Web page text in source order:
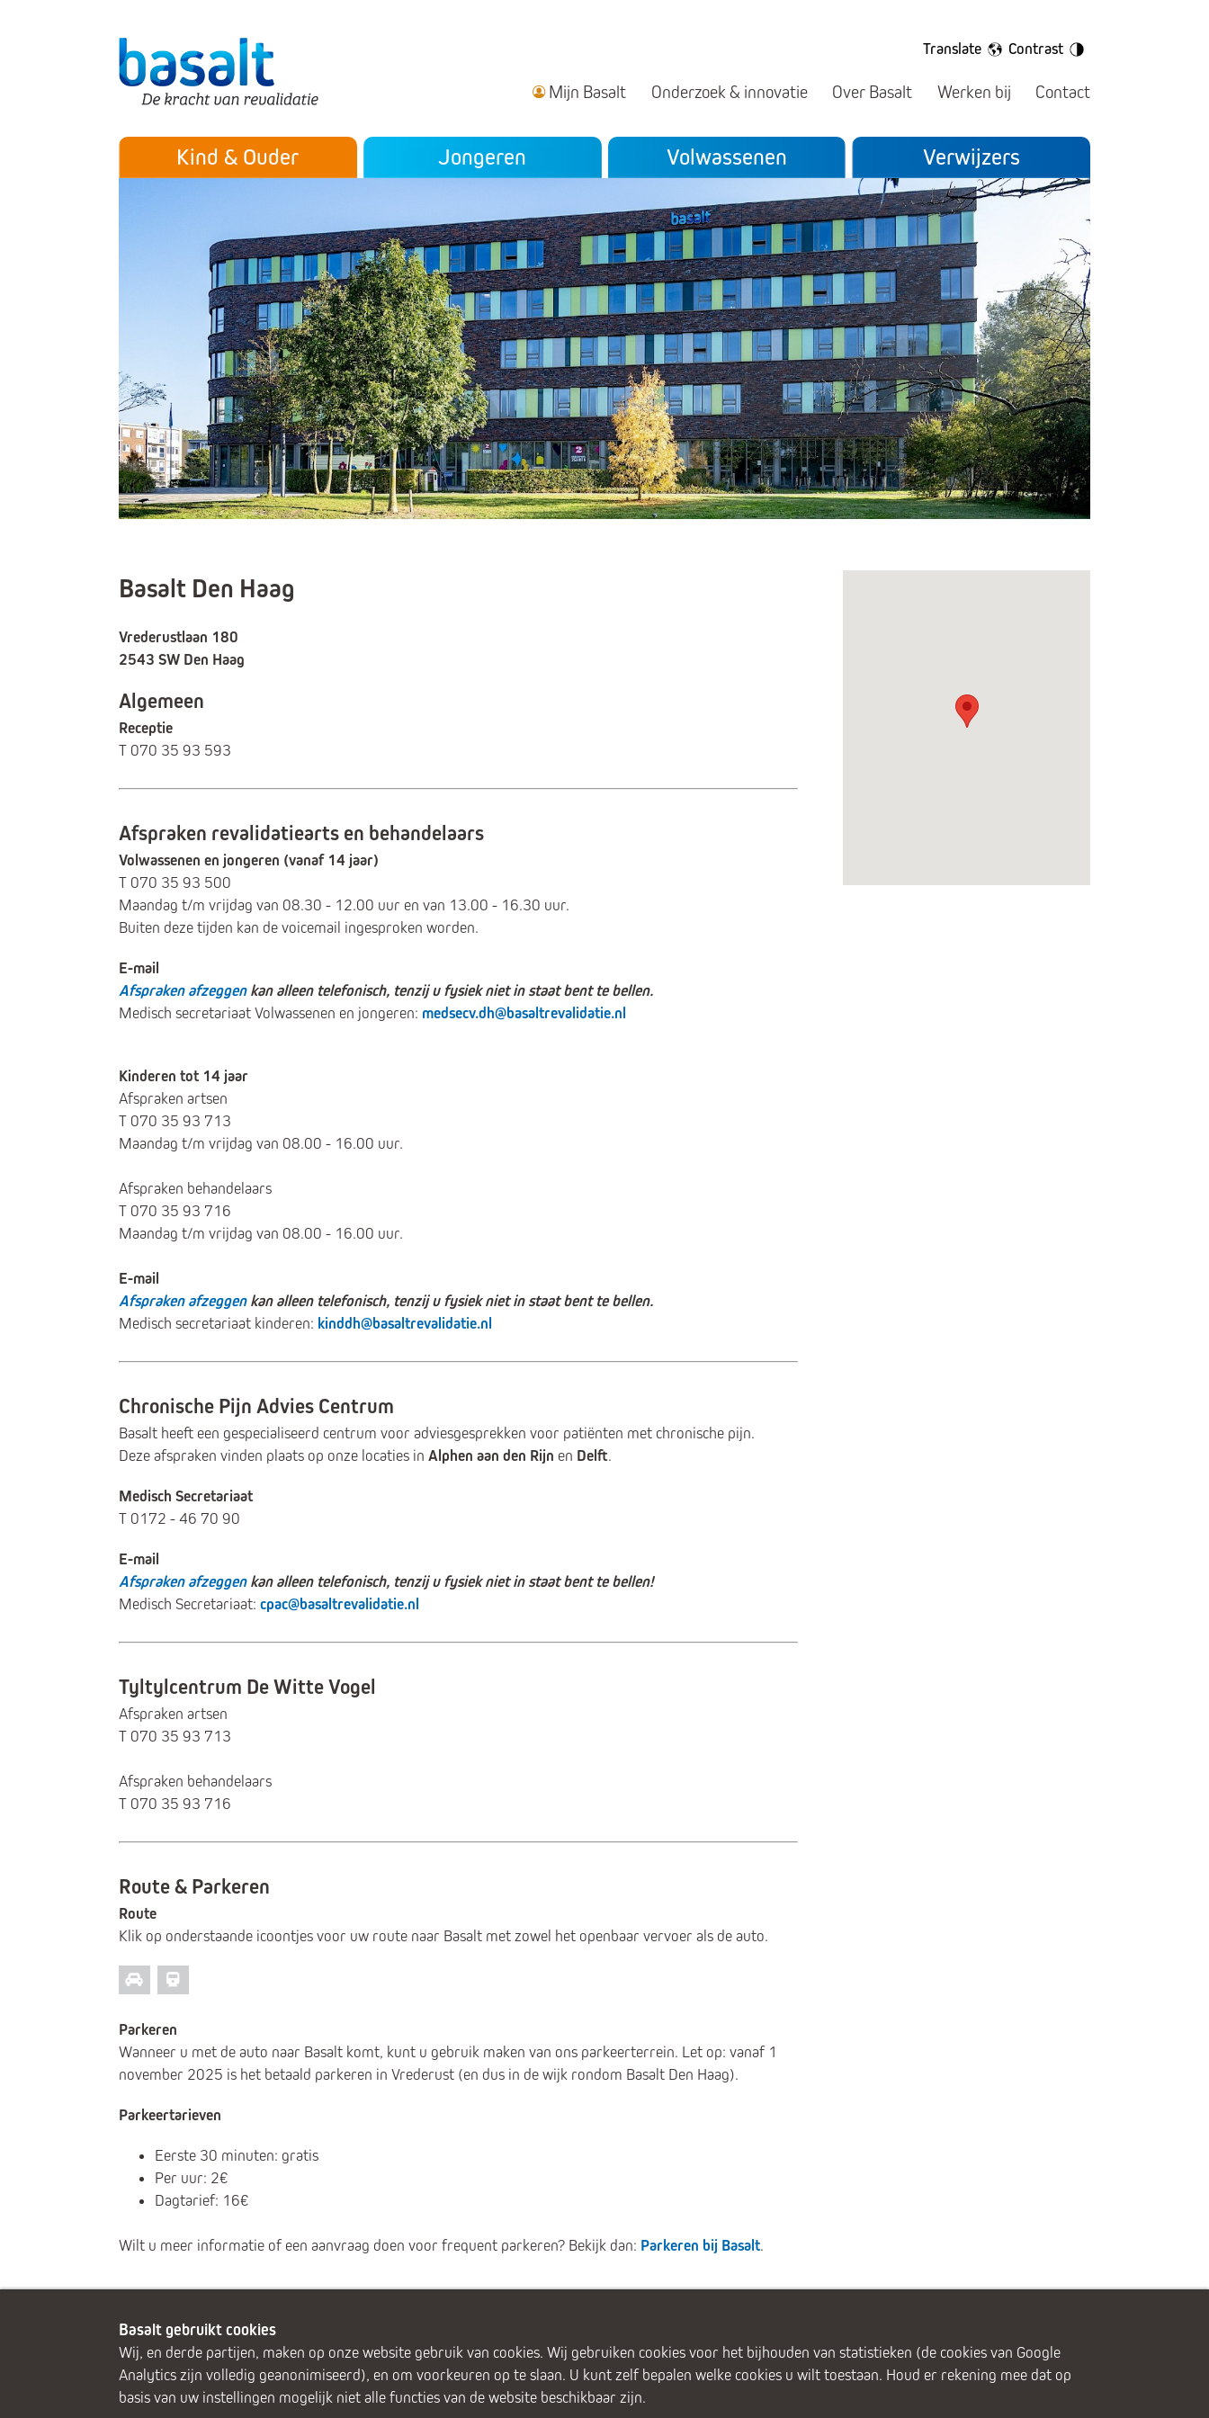
Translate
Contrast
Mijn Basalt Onderzoek & innovatie Over Basalt Werken bij Contact
Hoofdmenu
Kind & Ouder Jongeren Volwassenen Verwijzers
Basalt Den Haag
Vrederustlaan 180
2543 SW Den Haag
Algemeen
Receptie
T 070 35 93 593
Afspraken revalidatiearts en behandelaars
Volwassenen en jongeren (vanaf 14 jaar)
T 070 35 93 500
Maandag t/m vrijdag van 08.30 - 12.00 uur en van 13.00 - 16.30 uur.
Buiten deze tijden kan de voicemail ingesproken worden.
E-mail
Afspraken afzeggenkan alleen telefonisch, tenzij u fysiek niet in staat bent te bellen.
Medisch secretariaat Volwassenen en jongeren: medsecv.dh@basaltrevalidatie.nl
Kinderen tot 14 jaar
Afspraken artsen
T 070 35 93 713
Maandag t/m vrijdag van 08.00 - 16.00 uur.
Afspraken behandelaars
T 070 35 93 716
Maandag t/m vrijdag van 08.00 - 16.00 uur.
E-mail
Afspraken afzeggenkan alleen telefonisch, tenzij u fysiek niet in staat bent te bellen.
Medisch secretariaat kinderen: kinddh@basaltrevalidatie.nl
Chronische Pijn Advies Centrum
Basalt heeft een gespecialiseerd centrum voor adviesgesprekken voor patiënten met chronische pijn.
Deze afspraken vinden plaats op onze locaties in Alphen aan den Rijn en Delft.
Medisch Secretariaat
T 0172 - 46 70 90
E-mail
Afspraken afzeggenkan alleen telefonisch, tenzij u fysiek niet in staat bent te bellen!
Medisch Secretariaat: cpac@basaltrevalidatie.nl
Tyltylcentrum De Witte Vogel
Afspraken artsen
T 070 35 93 713
Afspraken behandelaars
T 070 35 93 716
Route & Parkeren
Route
Klik op onderstaande icoontjes voor uw route naar Basalt met zowel het openbaar vervoer als de auto.
Parkeren
Wanneer u met de auto naar Basalt komt, kunt u gebruik maken van ons parkeerterrein. Let op: vanaf 1
november 2025 is het betaald parkeren in Vrederust (en dus in de wijk rondom Basalt Den Haag).
Parkeertarieven
Eerste 30 minuten: gratis
Per uur: 2€
Dagtarief: 16€
Wilt u meer informatie of een aanvraag doen voor frequent parkeren? Bekijk dan: Parkeren bij Basalt.
Alphen aan den Rijn (Alrijne Ziekenhuis) Delft Den Haag Gouda
Leiden
Basalt gebruikt cookies
Wij, en derde partijen, maken op onze website gebruik van cookies. Wij gebruiken cookies voor het bijhouden van statistieken (de cookies van Google
Analytics zijn volledig geanonimiseerd), en om voorkeuren op te slaan. U kunt zelf bepalen welke cookies u wilt toestaan. Houd er rekening mee dat op
basis van uw instellingen mogelijk niet alle functies van de website beschikbaar zijn.